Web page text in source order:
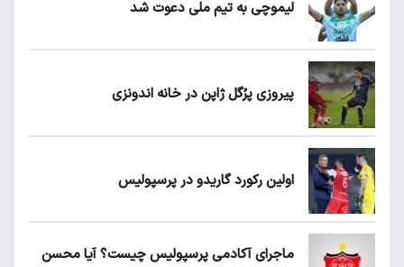
لیموچی به تیم ملی دعوت شد
پیروزی پرُگل ژاپن در خانه اندونزی
اولین رکورد گاریدو در پرسپولیس
ماجرای آکادمی پرسپولیس چیست؟ آیا محسن